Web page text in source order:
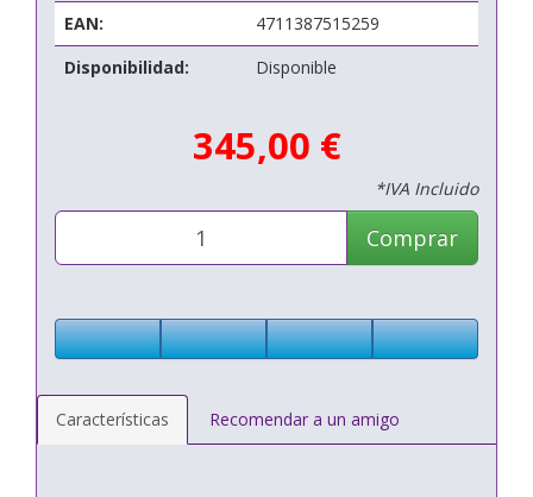
EAN:
4711387515259
Disponibilidad:
Disponible
345,00 €
*IVA Incluido
Comprar
Características Recomendar a un amigo